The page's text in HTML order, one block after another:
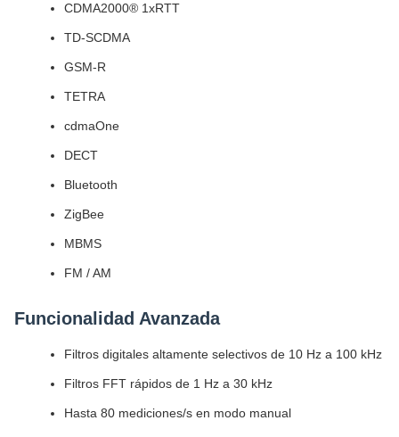
CDMA2000® 1xRTT
TD-SCDMA
GSM-R
TETRA
cdmaOne
DECT
Bluetooth
ZigBee
MBMS
FM / AM
Funcionalidad Avanzada
Filtros digitales altamente selectivos de 10 Hz a 100 kHz
Filtros FFT rápidos de 1 Hz a 30 kHz
Hasta 80 mediciones/s en modo manual